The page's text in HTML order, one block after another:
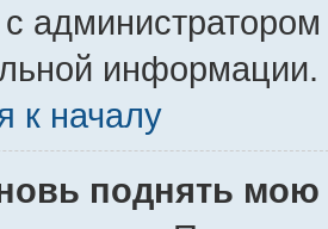
с
информации.
к началу
поднять мою